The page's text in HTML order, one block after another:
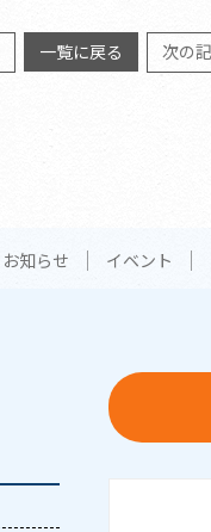
一覧に戻る 次の
お知らせ イベント